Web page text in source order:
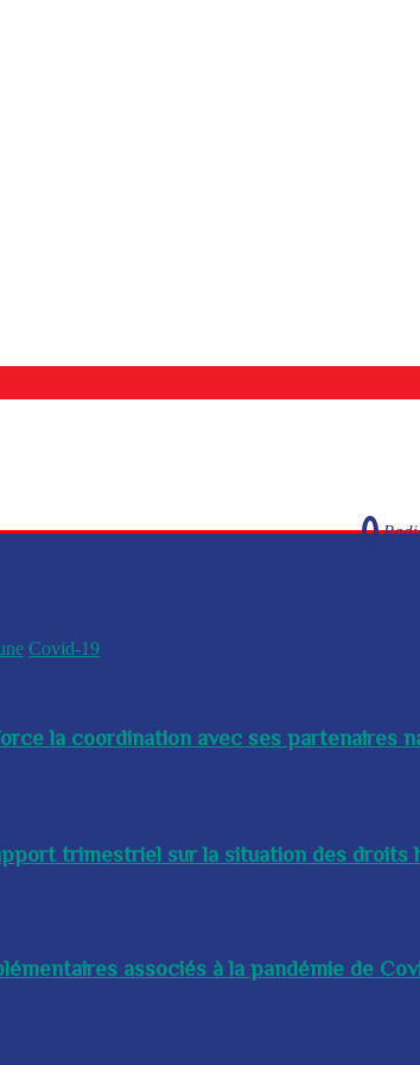
Covid-19
la coordination avec ses partenaires
trimestriel sur la situation des droits
associés à la pandémie de